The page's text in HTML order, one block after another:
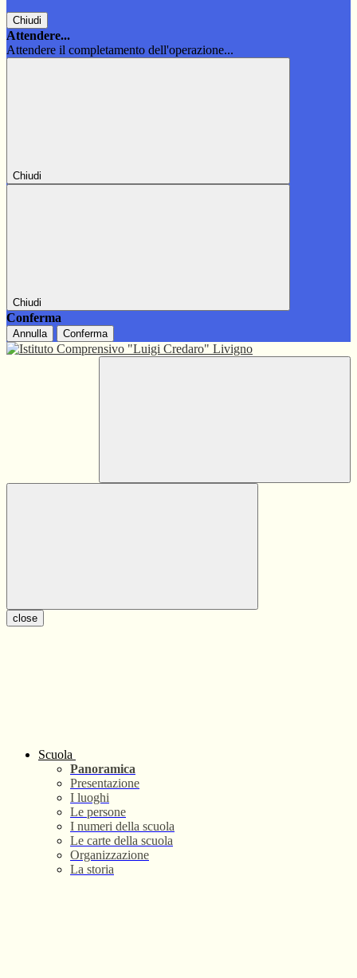
Chiudi
Attendere...
Attendere il completamento dell'operazione...
Chiudi
Chiudi
Conferma
Annulla Conferma
close
Scuola
Panoramica
Presentazione
I luoghi
Le persone
I numeri della scuola
Le carte della scuola
Organizzazione
La storia